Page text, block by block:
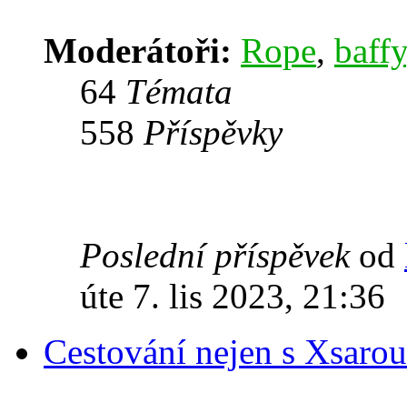
Moderátoři: Rope, baffy
64 Témata
558 Příspěvky
Poslední příspěvekod
úte 7. lis 2023, 21:36
Cestování nejen s Xsarou